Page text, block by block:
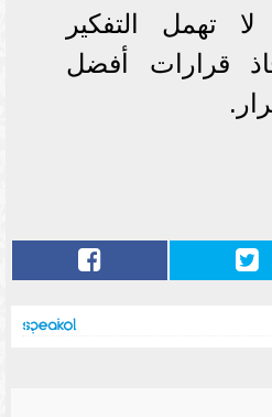
تهمل التفكير
قرارات أفضل